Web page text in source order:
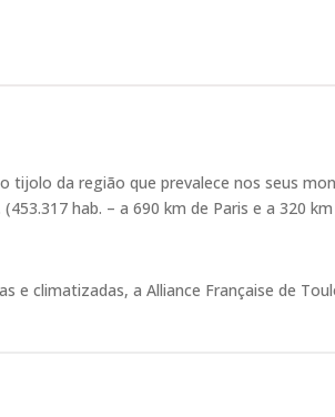
tijolo da região que prevalece nos seus
hab. – a 690 km de Paris e a 320
climatizadas, a Alliance Française de